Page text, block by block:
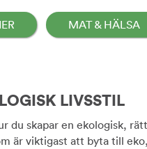
MAT & HÄLSA
LIVSSTIL
du skapar en ekologisk,
är viktigast att byta till